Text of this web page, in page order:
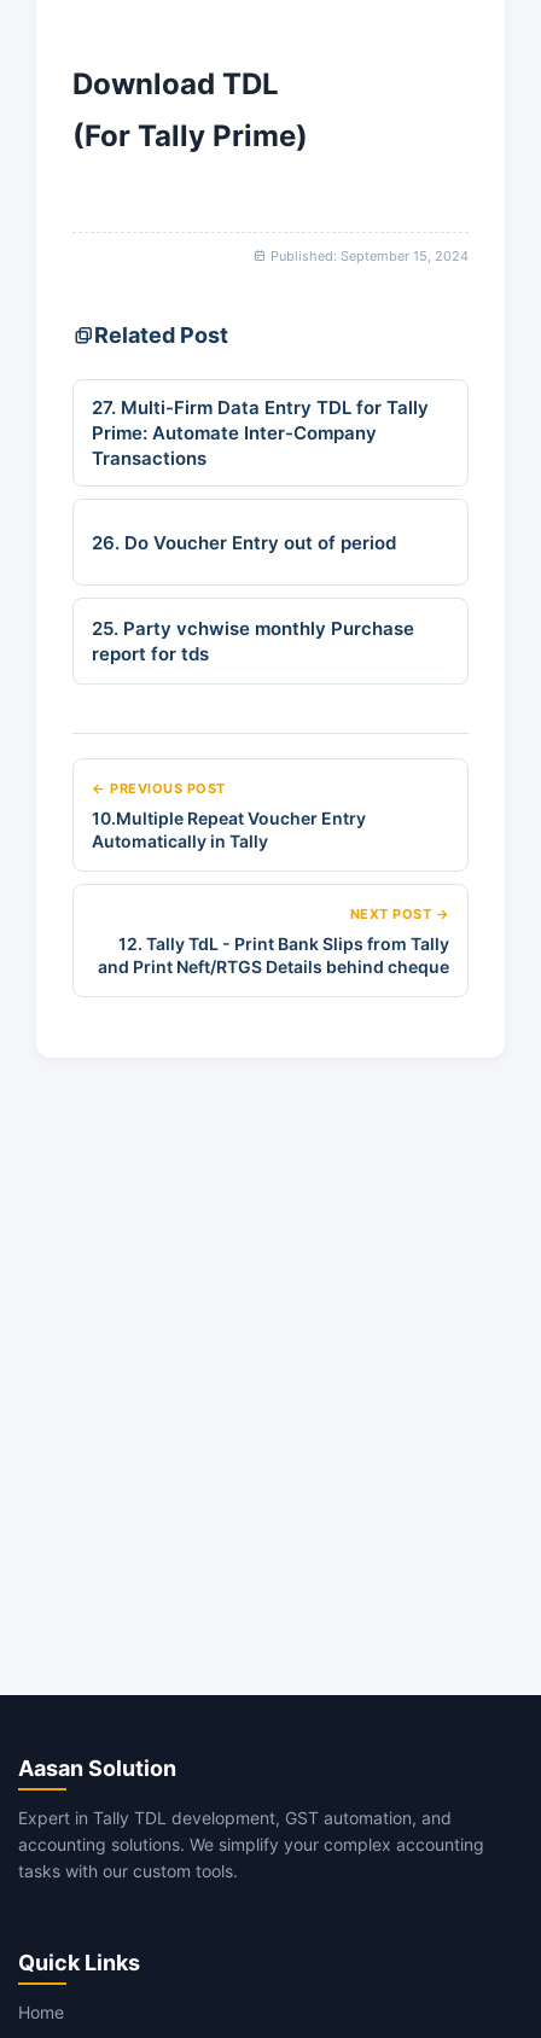
Download TDL
(For Tally Prime)
Published: September 15, 2024
Related Post
27. Multi-Firm Data Entry TDL for Tally
Prime: Automate Inter-Company
Transactions
26. Do Voucher Entry out of period
25. Party vchwise monthly Purchase
report for tds
← PREVIOUS POST
10.Multiple Repeat Voucher Entry
Automatically in Tally
NEXT POST →
12. Tally TdL - Print Bank Slips from Tally
and Print Neft/RTGS Details behind cheque
Aasan Solution
Expert in Tally TDL development, GST automation, and
accounting solutions. We simplify your complex accounting
tasks with our custom tools.
Quick Links
Home